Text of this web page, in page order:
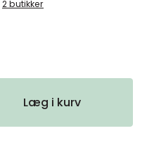
2 butikker
Læg i kurv